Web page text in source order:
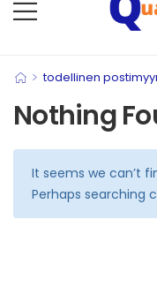
> todellinen
Nothing
It seems we can’t
Perhaps searching